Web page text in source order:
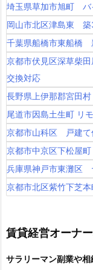
埼玉県草加市旭町
岡山市北区津島東
千葉県船橋市東船橋
京都市伏見区深草柴
交換対応
長野県上伊那郡宮田
尾道市因島土生町 リ
京都市山科区 戸建
京都市中京区下松屋
兵庫県神戸市東灘区
京都市北区紫竹下芝
賃貸経営オーナー
サラリーマン副業や